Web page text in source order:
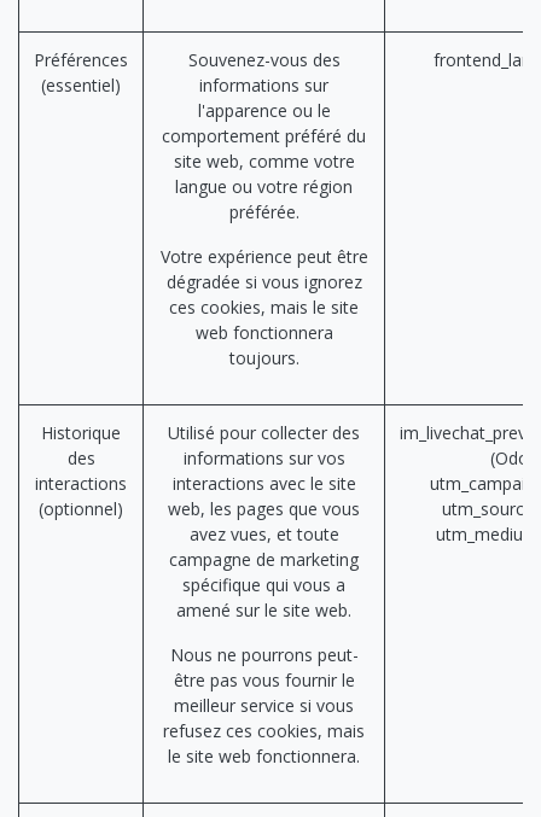
Préférences
(essentiel)
Souvenez-vous des
informations sur
l'apparence ou le
comportement préféré du
site web, comme votre
langue ou votre région
préférée.
Votre expérience peut être
dégradée si vous ignorez
ces cookies, mais le site
web fonctionnera
toujours.
Historique
des
interactions
(optionnel)
Utilisé pour collecter des
informations sur vos
interactions avec le site
web, les pages que vous
avez vues, et toute
campagne de marketing
spécifique qui vous a
amené sur le site web.
Nous ne pourrons peut-
être pas vous fournir le
meilleur service si vous
refusez ces cookies, mais
le site web fonctionnera.
utm_source